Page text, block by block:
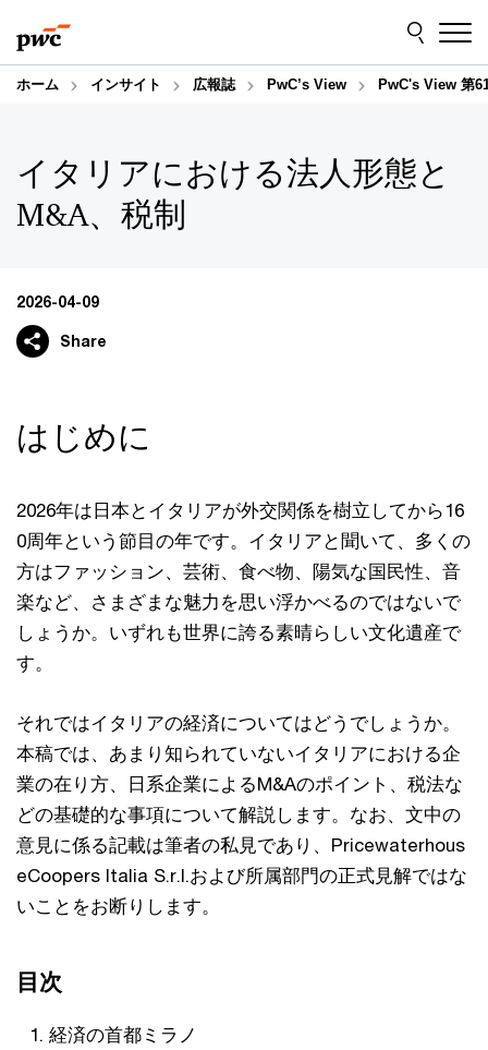
to
content
to
footer
ホーム インサイト 広報誌 PwC’s View PwC's View 第
イタリアにおける法人形態と
M&A、税制
2026-04-09
Share
はじめに
2026年は日本とイタリアが外交関係を樹立してから16
0周年という節目の年です。イタリアと聞いて、多くの
方はファッション、芸術、食べ物、陽気な国民性、音
楽など、さまざまな魅力を思い浮かべるのではないで
しょうか。いずれも世界に誇る素晴らしい文化遺産で
す。
それではイタリアの経済についてはどうでしょうか。
本稿では、あまり知られていないイタリアにおける企
業の在り方、日系企業によるM&Aのポイント、税法な
どの基礎的な事項について解説します。なお、文中の
意見に係る記載は筆者の私見であり、Pricewaterhous
eCoopers Italia S.r.l.および所属部門の正式見解ではな
いことをお断りします。
目次
経済の首都ミラノ